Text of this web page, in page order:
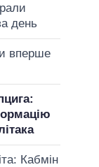
день
вперше
Кабмін